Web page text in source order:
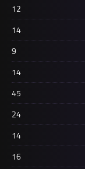
12
14
9
14
45
24
14
16